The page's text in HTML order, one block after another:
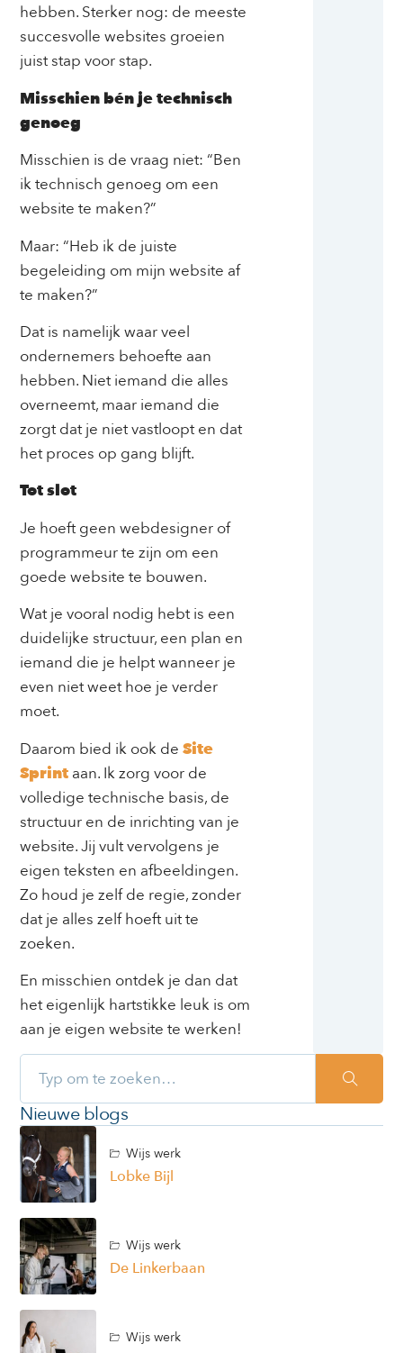
hebben. Sterker nog: de meeste
succesvolle websites groeien
juist stap voor stap.
Misschien bén je technisch
genoeg
Misschien is de vraag niet: “Ben
ik technisch genoeg om een
website te maken?”
Maar: “Heb ik de juiste
begeleiding om mijn website af
te maken?”
Dat is namelijk waar veel
ondernemers behoefte aan
hebben. Niet iemand die alles
overneemt, maar iemand die
zorgt dat je niet vastloopt en dat
het proces op gang blijft.
Tot slot
Je hoeft geen webdesigner of
programmeur te zijn om een
goede website te bouwen.
Wat je vooral nodig hebt is een
duidelijke structuur, een plan en
iemand die je helpt wanneer je
even niet weet hoe je verder
moet.
Daarom bied ik ook deSite
Sprint aan. Ik zorg voor de
volledige technische basis, de
structuur en de inrichting van je
website. Jij vult vervolgens je
eigen teksten en afbeeldingen.
Zo houd je zelf de regie, zonder
dat je alles zelf hoeft uit te
zoeken.
En misschien ontdek je dan dat
het eigenlijk hartstikke leuk is om
aan je eigen website te werken!
Nieuwe blogs
Wijs werk
Lobke Bijl
Wijs werk
De Linkerbaan
Wijs werk